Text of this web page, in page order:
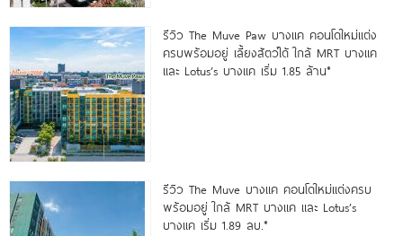
รีวิว The Muve Paw บางแค คอนโดใหม่แต่ง
ครบพร้อมอยู่ เลี้ยงสัตว์ได้ ใกล้ MRT บางแค
และ Lotus’s บางแค เริ่ม 1.85 ล้าน*
รีวิว The Muve บางแค คอนโดใหม่แต่งครบ
พร้อมอยู่ ใกล้ MRT บางแค และ Lotus’s
บางแค เริ่ม 1.89 ลบ.*